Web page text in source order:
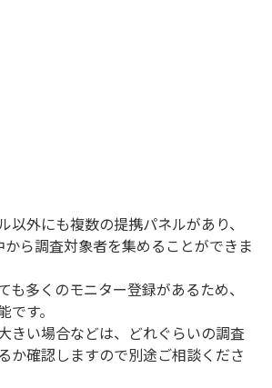
以外にも複数の提携パネルがあり、
ら調査対象者を集めることができま
も多くのモニター登録があるため、
す。
きい場合などは、どれぐらいの調査
か確認しますので別途ご相談くださ